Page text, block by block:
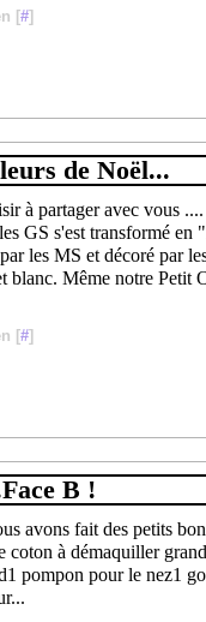
[#]
de Noël...
à partager avec vous
GS s'est transformé
les MS et décoré par
blanc. Même notre Petit
[#]
B !
avons fait des petits
coton à démaquiller
pompon pour le nez1